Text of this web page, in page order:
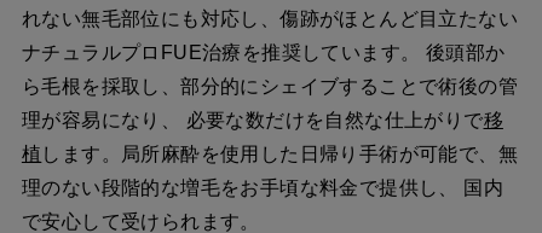
れない無毛部位にも対応し、傷跡がほとんど目立たない
ナチュラルプロFUE治療を推奨しています。 後頭部か
ら毛根を採取し、部分的にシェイブすることで術後の管
理が容易になり、 必要な数だけを自然な仕上がりで移
植 します。局所麻酔を使用した日帰り手術が可能で、無
理のない段階的な増毛をお手頃な料金で提供し、 国内
で安心して受けられます。